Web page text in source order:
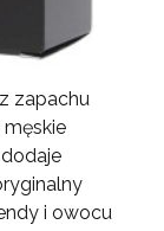
zapachu
i owocu